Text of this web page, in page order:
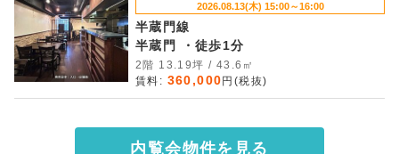
2026.08.13(木) 15:00～16:00
半蔵門線
半蔵門 ・徒歩1分
2階 13.19坪 / 43.6㎡
賃料: 360,000 円(税抜)
内覧会物件を見る